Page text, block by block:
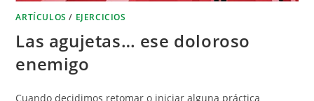
ARTÍCULOS / EJERCICIOS
Las agujetas… ese doloroso
enemigo
Cuando decidimos retomar o iniciar alguna práctica